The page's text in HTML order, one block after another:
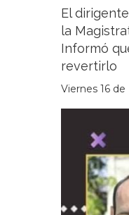
El
la
Informó
revertirlo
Viernes 16